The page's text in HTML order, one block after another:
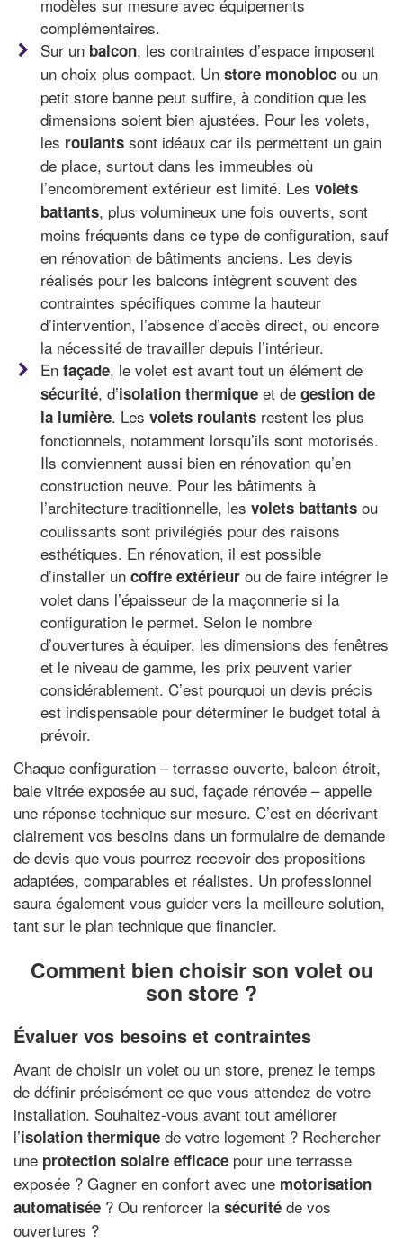
modèles sur mesure avec équipements
complémentaires.
Sur un balcon, les contraintes d’espace imposent
un choix plus compact. Un store monobloc ou un
petit store banne peut suffire, à condition que les
dimensions soient bien ajustées. Pour les volets,
les roulants sont idéaux car ils permettent un gain
de place, surtout dans les immeubles où
l’encombrement extérieur est limité. Les volets
battants, plus volumineux une fois ouverts, sont
moins fréquents dans ce type de configuration, sauf
en rénovation de bâtiments anciens. Les devis
réalisés pour les balcons intègrent souvent des
contraintes spécifiques comme la hauteur
d’intervention, l’absence d’accès direct, ou encore
la nécessité de travailler depuis l’intérieur.
En façade, le volet est avant tout un élément de
sécurité, d’isolation thermique et de gestion de
la lumière. Les volets roulants restent les plus
fonctionnels, notamment lorsqu’ils sont motorisés.
Ils conviennent aussi bien en rénovation qu’en
construction neuve. Pour les bâtiments à
l’architecture traditionnelle, les volets battants ou
coulissants sont privilégiés pour des raisons
esthétiques. En rénovation, il est possible
d’installer un coffre extérieur ou de faire intégrer le
volet dans l’épaisseur de la maçonnerie si la
configuration le permet. Selon le nombre
d’ouvertures à équiper, les dimensions des fenêtres
et le niveau de gamme, les prix peuvent varier
considérablement. C’est pourquoi un devis précis
est indispensable pour déterminer le budget total à
prévoir.
Chaque configuration – terrasse ouverte, balcon étroit,
baie vitrée exposée au sud, façade rénovée – appelle
une réponse technique sur mesure. C’est en décrivant
clairement vos besoins dans un formulaire de demande
de devis que vous pourrez recevoir des propositions
adaptées, comparables et réalistes. Un professionnel
saura également vous guider vers la meilleure solution,
tant sur le plan technique que financier.
Comment bien choisir son volet ou
son store ?
Évaluer vos besoins et contraintes
Avant de choisir un volet ou un store, prenez le temps
de définir précisément ce que vous attendez de votre
installation. Souhaitez-vous avant tout améliorer
l’isolation thermique de votre logement ? Rechercher
une protection solaire efficace pour une terrasse
exposée ? Gagner en confort avec une motorisation
automatisée ? Ou renforcer la sécurité de vos
ouvertures ?